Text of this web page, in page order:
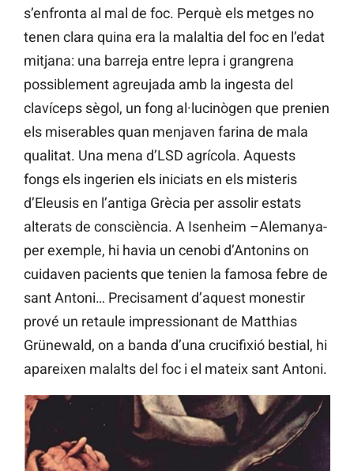
s’enfronta al mal de foc. Perquè els metges no
tenen clara quina era la malaltia del foc en l’edat
mitjana: una barreja entre lepra i grangrena
possiblement agreujada amb la ingesta del
clavíceps sègol, un fong al·lucinògen que prenien
els miserables quan menjaven farina de mala
qualitat. Una mena d’LSD agrícola. Aquests
fongs els ingerien els iniciats en els misteris
d’Eleusis en l’antiga Grècia per assolir estats
alterats de consciència. A Isenheim –Alemanya-
per exemple, hi havia un cenobi d’Antonins on
cuidaven pacients que tenien la famosa febre de
sant Antoni… Precisament d’aquest monestir
prové un retaule impressionant de Matthias
Grünewald, on a banda d’una crucifixió bestial, hi
apareixen malalts del foc i el mateix sant Antoni.